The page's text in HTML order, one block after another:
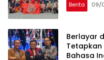
Berita 09/
Berlayar
Tetapkan
Bahasa